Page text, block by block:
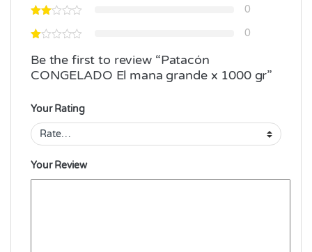
0
0
Be the first to review “Patacón
CONGELADO El mana grande x 1000 gr”
Your Rating
Your Review